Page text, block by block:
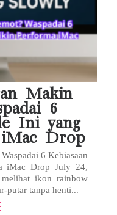
Makin
6
Ini yang
Drop
6 Kebiasaan
iMac Drop July 24,
ikon rainbow
putar tanpa henti...